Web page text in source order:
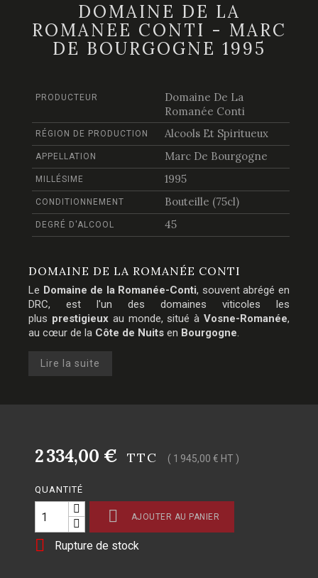
DOMAINE DE LA
ROMANEE CONTI - MARC
DE BOURGOGNE 1995
PRODUCTEUR
Domaine De La
Romanée Conti
RÉGION DE PRODUCTION Alcools Et Spiritueux
APPELLATION Marc De Bourgogne
MILLÉSIME 1995
CONDITIONNEMENT Bouteille (75cl)
DEGRÉ D'ALCOOL 45
DOMAINE DE LA ROMANÉE CONTI
Le Domaine de la Romanée-Conti, souvent abrégé en
DRC, est l'un des domaines viticoles les
plus prestigieuxau monde, situé àVosne-Romanée,
au cœur de la Côte de Nuits en Bourgogne.
Lire la suite
2 334,00 € TTC ( 1 945,00 € HT )
QUANTITÉ
 AJOUTER AU PANIER
 Rupture de stock